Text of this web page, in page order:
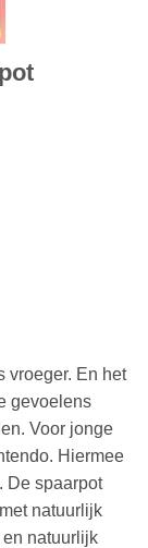
vroeger. En het
gevoelens
Voor jonge
Hiermee
De spaarpot
natuurlijk
natuurlijk